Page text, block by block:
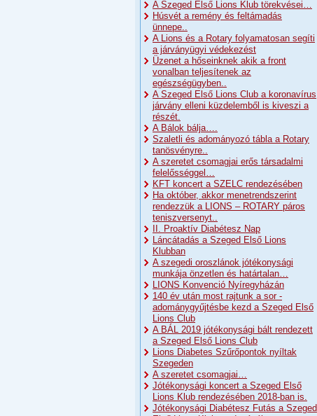
A Szeged Első Lions Klub törekvései…
Húsvét a remény és feltámadás
ünnepe..
A Lions és a Rotary folyamatosan segíti
a járványügyi védekezést
Üzenet a hőseinknek akik a front
vonalban teljesítenek az
egészségügyben..
A Szeged Első Lions Club a koronavírus
járvány elleni küzdelemből is kiveszi a
részét.
A Bálok bálja….
Szaletli és adományozó tábla a Rotary
tanösvényre..
A szeretet csomagjai erős társadalmi
felelősséggel…
KFT koncert a SZELC rendezésében
Ha október, akkor menetrendszerint
rendezzük a LIONS – ROTARY páros
teniszversenyt..
II. Proaktív Diabétesz Nap
Láncátadás a Szeged Első Lions
Klubban
A szegedi oroszlánok jótékonysági
munkája önzetlen és határtalan…
LIONS Konvenció Nyíregyházán
140 év után most rajtunk a sor -
adománygyűjtésbe kezd a Szeged Első
Lions Club
A BÁL 2019 jótékonysági bált rendezett
a Szeged Első Lions Club
Lions Diabetes Szűrőpontok nyíltak
Szegeden
A szeretet csomagjai…
Jótékonysági koncert a Szeged Első
Lions Klub rendezésében 2018-ban is.
Jótékonysági Diabétesz Futás a Szeged